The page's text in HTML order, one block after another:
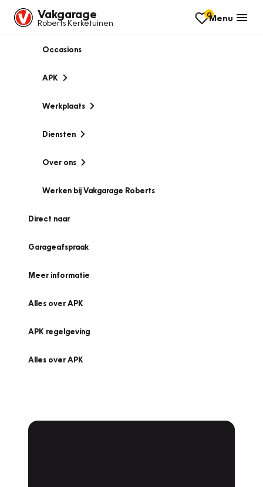
Vakgarage
Roberts Kerketuinen
0Menu
Occasions
APK
Werkplaats
Diensten
Over ons
Werken bij Vakgarage Roberts
Direct naar
Garageafspraak
Meer informatie
Alles over APK
APK regelgeving
Alles over APK